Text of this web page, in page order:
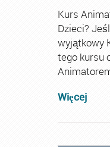
Kurs
Dzieci?
wyjątkowy
tego kursu
Więcej